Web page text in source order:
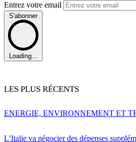
Entrez votre email
S'abonner
Loading...
LES PLUS RÉCENTS
L’Italie va négocier des dépenses
ENERGIE, ENVIRONNEMENT ET